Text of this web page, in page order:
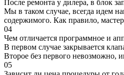
После ремонта у дилера, в блок
Мы в таком случае, всегда идем
содержимого. Как правило,
04
Чем отличается программное и
В первом случае закрывается
Второе без первого невозможно,
05